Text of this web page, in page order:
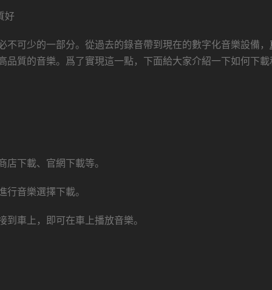
好
可少的一部分。從過去的錄音帶到現在的數字化音樂設備，
品質的音樂。爲了實現這一點，下面給大家介紹一下如何下載
下載、官網下載等。
音樂選擇下載。
車上，即可在車上播放音樂。